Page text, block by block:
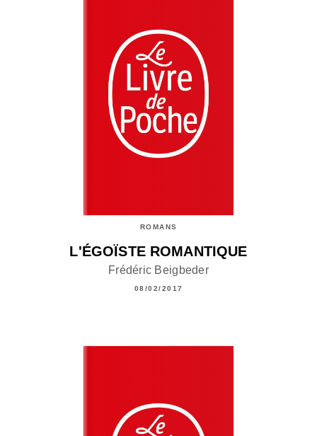
ROMANS
L'ÉGOÏSTE ROMANTIQUE
Frédéric Beigbeder
08/02/2017